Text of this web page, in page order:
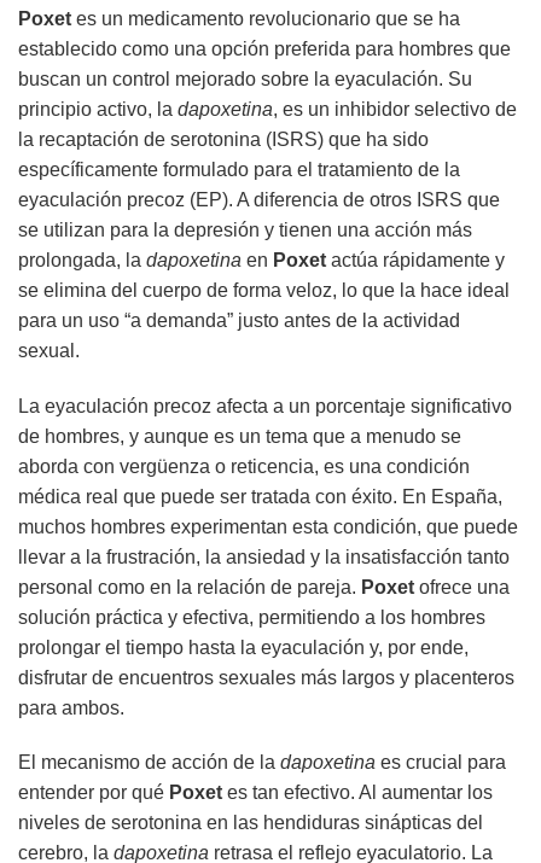
Poxet es un medicamento revolucionario que se ha
establecido como una opción preferida para hombres que
buscan un control mejorado sobre la eyaculación. Su
principio activo, la dapoxetina, es un inhibidor selectivo de
la recaptación de serotonina (ISRS) que ha sido
específicamente formulado para el tratamiento de la
eyaculación precoz (EP). A diferencia de otros ISRS que
se utilizan para la depresión y tienen una acción más
prolongada, la dapoxetina en Poxet actúa rápidamente y
se elimina del cuerpo de forma veloz, lo que la hace ideal
para un uso “a demanda” justo antes de la actividad
sexual.
La eyaculación precoz afecta a un porcentaje significativo
de hombres, y aunque es un tema que a menudo se
aborda con vergüenza o reticencia, es una condición
médica real que puede ser tratada con éxito. En España,
muchos hombres experimentan esta condición, que puede
llevar a la frustración, la ansiedad y la insatisfacción tanto
personal como en la relación de pareja. Poxet ofrece una
solución práctica y efectiva, permitiendo a los hombres
prolongar el tiempo hasta la eyaculación y, por ende,
disfrutar de encuentros sexuales más largos y placenteros
para ambos.
El mecanismo de acción de la dapoxetina es crucial para
entender por qué Poxet es tan efectivo. Al aumentar los
niveles de serotonina en las hendiduras sinápticas del
cerebro, la dapoxetina retrasa el reflejo eyaculatorio. La